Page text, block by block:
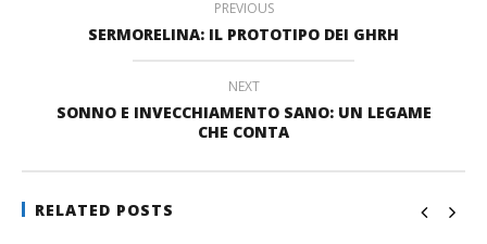
PREVIOUS
SERMORELINA: IL PROTOTIPO DEI GHRH
NEXT
SONNO E INVECCHIAMENTO SANO: UN LEGAME
CHE CONTA
RELATED POSTS